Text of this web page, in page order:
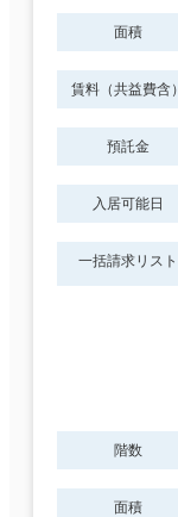
面積
賃料（共益費含）
預託金
入居可能日
一括請求リスト
階数
面積